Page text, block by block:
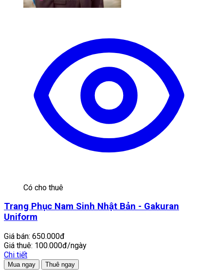
Có cho thuê
Trang Phục Nam Sinh Nhật Bản - Gakuran
Uniform
Giá bán: 650.000đ
Giá thuê: 100.000đ/ngày
Chi tiết
Mua ngay Thuê ngay